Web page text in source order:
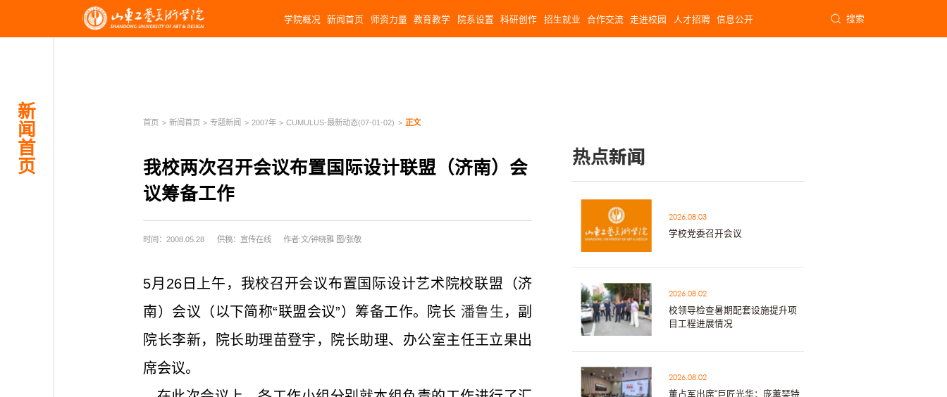
学院概况 新闻首页 师资力量 教育教学 院系设置 科研创作 招生就业 合作交流 走进校园 人才招聘 信息公开 搜索
新
闻
首
页
首页 > 新闻首页 > 专题新闻 > 2007年 > CUMULUS-最新动态(07-01-02) > 正文
我校两次召开会议布置国际设计联盟（济南）会
议筹备工作
时间：2008.05.28 供稿：宣传在线 作者:文/钟晓雅 图/张敬
5月26日上午，我校召开会议布置国际设计艺术院校联盟（济
南）会议（以下简称“联盟会议”）筹备工作。院长 潘鲁生 ，副
院长李新，院长助理苗登宇，院长助理、办公室主任王立果出
席会议。
热点新闻
2026.08.03
学校党委召开会议
2026.08.02
校领导检查暑期配套设施提升项
目工程进展情况
2026.08.02
董占军出席“巨匠光华：庞薰琹特